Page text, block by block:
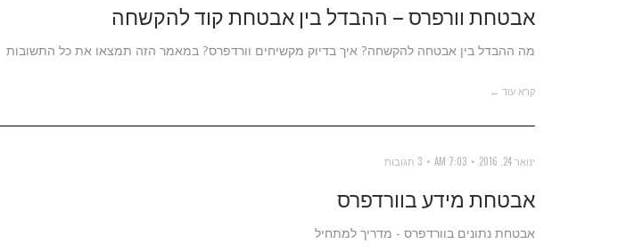
אבטחת וורפרס – ההבדל בין אבטחת קוד להקשחה
מה ההבדל בין אבטחה להקשחה? איך בדיוק מקשיחים וורדפרס? במאמר הזה תמצאו את כל התשובות
קרא עוד ←
ינואר 24, 2016 7:03 AM 3 תגובות
אבטחת מידע בוורדפרס
אבטחת נתונים בוורדפרס - מדריך למתחיל